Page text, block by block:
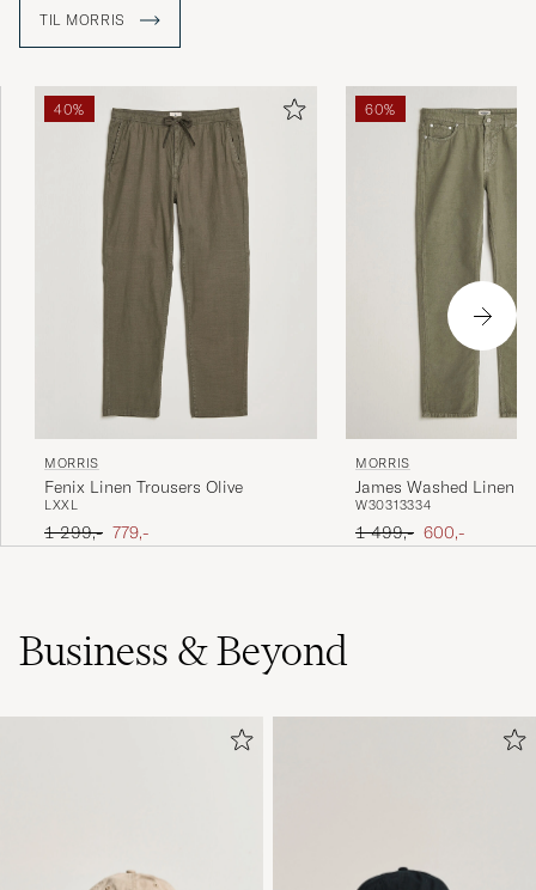
TIL MORRIS
40%
MORRIS
Fenix Linen Trousers Olive
LXXL
Ordinary pris
1 299,- Nedsat pris
779,-
60%
MORRIS
James Washed Linen
Pants Olive
W30313334
Ordinary pris
1 499,- Nedsat pris
600,-
Business & Beyond